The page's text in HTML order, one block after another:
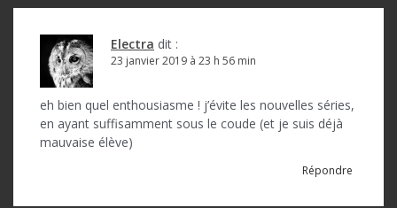
c
Electra dit :
23 janvier 2019 à 23 h 56 min
eh bien quel enthousiasme ! j’évite les nouvelles séries,
en ayant suffisamment sous le coude (et je suis déjà
mauvaise élève)
Répondre